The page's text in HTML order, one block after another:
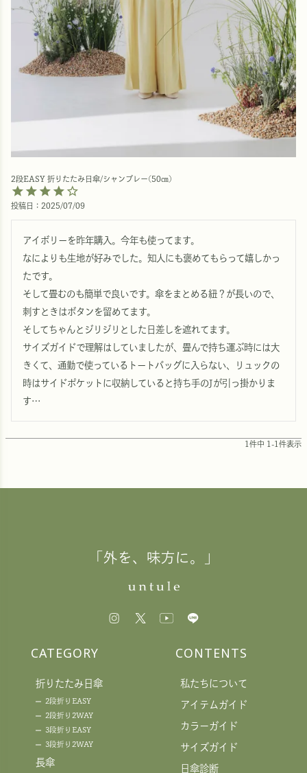
2段EASY 折りたたみ日傘/シャンブレー(50㎝)
投稿日 2025/07/09
アイボリーを昨年購入。今年も使ってます。
なによりも生地が好みでした。知人にも褒めてもらって嬉しかっ
たです。
そして畳むのも簡単で良いです。傘をまとめる紐？が長いので、
刺すときはボタンを留めてます。
そしてちゃんとジリジリとした日差しを遮れてます。
サイズガイドで理解はしていましたが、畳んで持ち運ぶ時には大
きくて、通勤で使っているトートバッグに入らない、リュックの
時はサイドポケットに収納していると持ち手のJが引っ掛かりま
す…
1 件中 1 -1 件表示
「外を、味方に。」
CATEGORY
折りたたみ日傘
2段折りEASY
2段折り2WAY
3段折りEASY
3段折り2WAY
長傘
CONTENTS
私たちについて
アイテムガイド
カラーガイド
サイズガイド
日傘診断